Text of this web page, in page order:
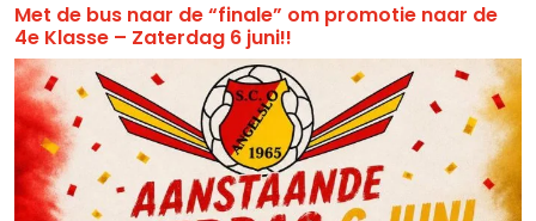
Met de bus naar de “finale” om promotie naar de
4e Klasse – Zaterdag 6 juni!!